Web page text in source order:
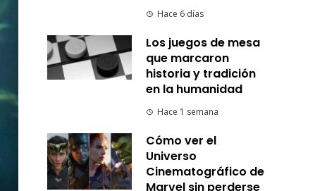
Hace 6 días
Los juegos de mesa
que marcaron
historia y tradición
en la humanidad
Hace 1 semana
Cómo ver el
Universo
Cinematográfico de
Marvel sin perderse